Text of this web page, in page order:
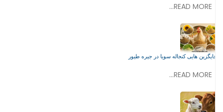
READ MORE...
جایگزین هایی کنجاله سویا در جیره طیور
READ MORE...